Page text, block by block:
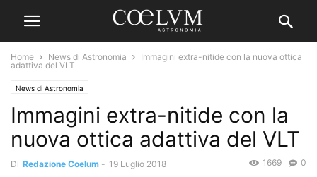
Home News di Astronomia
Immagini extra-nitide con la nuova ottica
adattiva del VLT
News di Astronomia
Immagini extra-nitide con la
nuova ottica adattiva del VLT
Di Redazione Coelum - 19 Luglio 2018 0
1669